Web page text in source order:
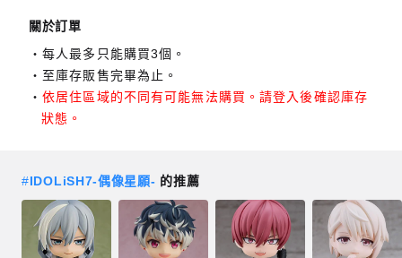
關於訂單
每人最多只能購買3個。
至庫存販售完畢為止。
依居住區域的不同有可能無法購買。請登入後確認庫存
狀態。
#IDOLiSH7-偶像星願- 的推薦